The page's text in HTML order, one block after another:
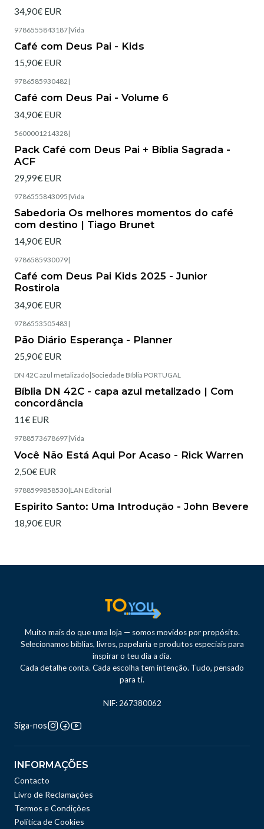
34,90€ EUR
9786555843187|Vida
Café com Deus Pai - Kids
15,90€ EUR
9786585930482 |
Café com Deus Pai - Volume 6
34,90€ EUR
5600001214328|
Pack Café com Deus Pai + Bíblia Sagrada -
ACF
29,99€ EUR
9786555843095 |Vida
Sabedoria Os melhores momentos do café
com destino | Tiago Brunet
14,90€ EUR
9786585930079|
Café com Deus Pai Kids 2025 - Junior
Rostirola
34,90€ EUR
9786553505483 |
Pão Diário Esperança - Planner
25,90€ EUR
DN 42C azul metalizado|Sociedade Bíblia PORTUGAL
Bíblia DN 42C - capa azul metalizado | Com
concordância
11€ EUR
9788573678697|Vida
Você Não Está Aqui Por Acaso - Rick Warren
2,50€ EUR
9788599858530|LAN Editorial
Espirito Santo: Uma Introdução - John Bevere
18,90€ EUR
Muito mais do que uma loja — somos movidos por propósito.
Selecionamos bíblias, livros, papelaria e produtos especiais para
inspirar o teu dia a dia.
Cada detalhe conta. Cada escolha tem intenção. Tudo, pensado
para ti.
NIF: 267380062
Siga-nos
INFORMAÇÕES
Contacto
Livro de Reclamações
Termos e Condições
Política de Cookies